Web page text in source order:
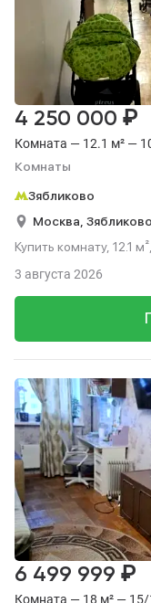
Комната — 12.1 м² —
Комнаты
4 250 000 ₽
Зябликово
Москва, Зябликово,
Купить комнату, 12.1
3 августа 2026
Комната — 18 м² — 15/
6 499 999 ₽